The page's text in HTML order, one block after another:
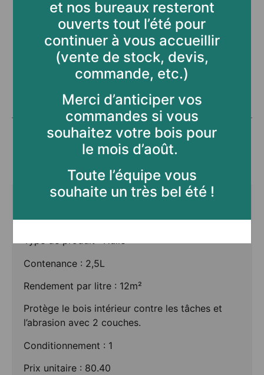
Référence : HUILE2,5
Catégorie : Produit d'entretien et de finition
Huile
Description Informations complémentaires
Type de produit : Huile
Contenance : 2,5L
Rendement par litre : 12m²
Protège le bois intérieur contre les tâches et
l’abrasion avec 2 couches.
Conditionnement : 1
Prix unitaire : 80.40
Information Client
La production sera arrêtée
du 10 au 28 août. Le parc
et nos bureaux resteront
ouverts tout l’été pour
continuer à vous accueillir
(vente de stock, devis,
commande, etc.)
Merci d’anticiper vos
commandes si vous
souhaitez votre bois pour
Toute l’équipe vous
souhaite un très bel été !